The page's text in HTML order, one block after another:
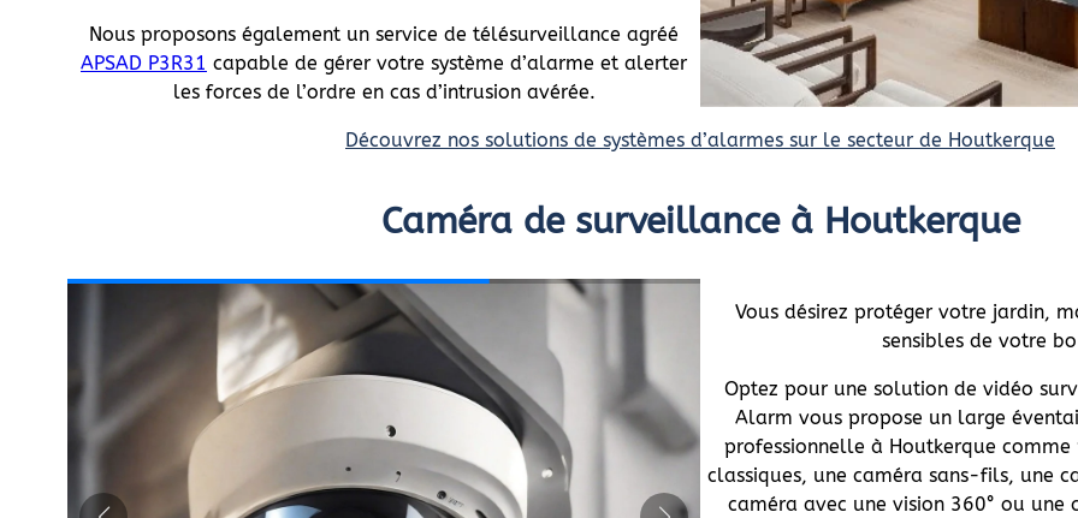
Nous proposons également un service de télésurveillance agréé
APSAD P3R31 capable de gérer votre système d’alarme et alerter
les forces de l’ordre en cas d’intrusion avérée.
Découvrez nos solutions de systèmes d’alarmes sur le secteur de Houtkerque
Caméra de surveillance à Houtkerque
Vous désirez protéger votre jardin,
sensibles de votre
Optez pour une solution de vidéo
Alarm vous propose un large
professionnelle à Houtkerque
classiques, une caméra sans-fils, une
caméra avec une vision 360° ou une